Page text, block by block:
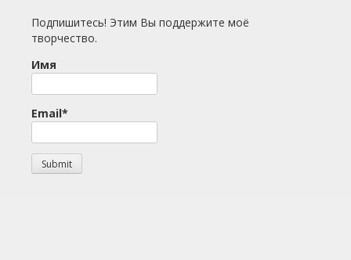
Подпишитесь! Этим Вы поддержите моё
творчество.
Имя
Email*